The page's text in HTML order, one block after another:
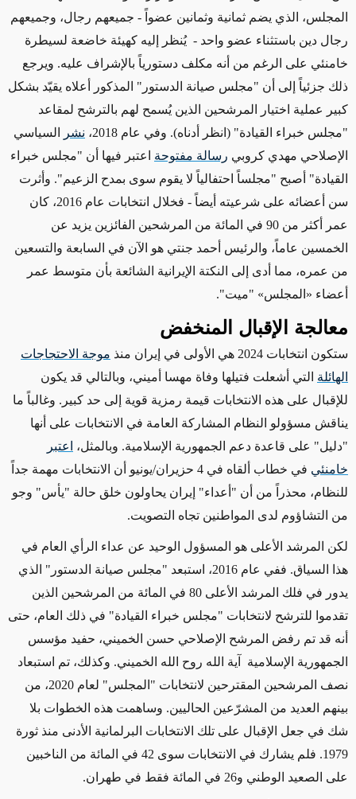
المجلس، الذي يضم ثمانية وثمانين عضواً - جميعهم رجال، وجميعهم
رجال دين باستثناء عضو واحد - يُنظر إليه كهيئة خاضعة لسيطرة
خامنئي على الرغم من أنه مكلف دستورياً بالإشراف عليه. ويرجع
ذلك جزئياً إلى أن "مجلس صيانة الدستور" المذكور أعلاه يقيّد بشكل
كبير عملية اختيار المرشحين الذين يُسمح لهم بالترشح لمقاعد
"مجلس خبراء القيادة" (انظر أدناه). وفي عام 2018، نشر
السياسي
الإصلاحي مهدي كروبي رسالة مفتوحة اعتبر فيها أن "مجلس خبراء
القيادة" أصبح "مجلساً احتفالياً لا يقوم سوى بمدح الزعيم". وأثرت
سن أعضائه على شرعيته أيضاً - فخلال انتخابات عام 2016، كان
عمر أكثر من 90 في المائة من المرشحين الفائزين يزيد عن
الخمسين عاماً، والرئيس أحمد جنتي هو الآن في السابعة والتسعين
من عمره، مما أدى إلى النكتة الإيرانية الشائعة بأن متوسط عمر
أعضاء « المجلس» "ميت".
معالجة الإقبال المنخفض
ستكون انتخابات 2024 هي الأولى في إيران منذ موجة الاحتجاجات
الهائلة التي أشعلت فتيلها وفاة مهسا أميني، وبالتالي قد يكون
للإقبال على هذه الانتخابات قيمة رمزية قوية إلى حد كبير. وغالباً ما
يناقش مسؤولو النظام المشاركة العامة في الانتخابات على أنها
"دليل" على قاعدة دعم الجمهورية الإسلامية. وبالمثل،
اعتبر
خامنئي
في خطاب ألقاه في 4 حزيران/يونيو أن الانتخابات مهمة جداً
للنظام، محذراً من أن "أعداء" إيران يحاولون خلق حالة "يأس" وجو
من التشاؤوم لدى المواطنين تجاه التصويت.
لكن المرشد الأعلى هو المسؤول الوحيد عن عداء الرأي العام في
هذا السياق. ففي عام 2016، استبعد "مجلس صيانة الدستور" الذي
يدور في فلك المرشد الأعلى 80 في المائة من المرشحين الذين
تقدموا للترشح لانتخابات "مجلس خبراء القيادة" في ذلك العام، حتى
أنه قد تم رفض المرشح الإصلاحي حسن الخميني، حفيد مؤسس
الجمهورية الإسلامية
آية الله روح الله الخميني. وكذلك، تم استبعاد
نصف المرشحين المقترحين لانتخابات "المجلس" لعام 2020، من
بينهم العديد من المشرّعين الحاليين. وساهمت هذه الخطوات بلا
شك في جعل الإقبال على تلك الانتخابات البرلمانية الأدنى منذ ثورة
1979. فلم يشارك في الانتخابات سوى 42 في المائة من الناخبين
على الصعيد الوطني و26 في المائة فقط في طهران.